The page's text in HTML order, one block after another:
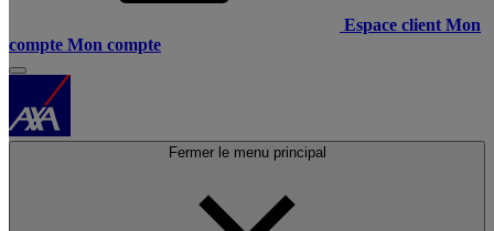
Espace client Mon
compte Mon compte
Fermer le menu principal